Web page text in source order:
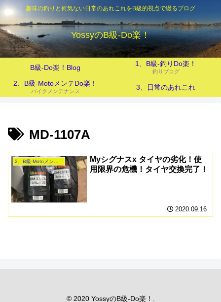
趣味の釣りと何気ない日常のあれこれをB級的視点で綴るブログ
YossyのB級‐Do楽！
B級-Do楽！Blog 1、B級-釣りDo楽！
釣りブログ
2、B級-MotoメンテDo楽！
バイクメンテナンス 3、日常のあれこれ
MD-1107A
Myシグナスx タイヤの劣化！使
用限界の危機！タイヤ交換完了！
2020.09.16
© 2020 YossyのB級‐Do楽！.